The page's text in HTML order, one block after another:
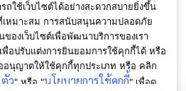
ถใช้เว็บไซต์ได้อย่างสะดวกสบายยิ่งขึ้น
เหมาะสม การสนับสนุนความปลอดภัย
ของเว็บไซต์เพื่อพัฒนาบริการของเรา
พื่อปรับแต่งการยินยอมการใช้คุกกี้ได้ หรือ
นุญาตให้ใช้คุกกี้ทุกประเภท หรือ คลิก
ว" หรือ "นโยบายการใช้คุกกี้" เพื่อดู